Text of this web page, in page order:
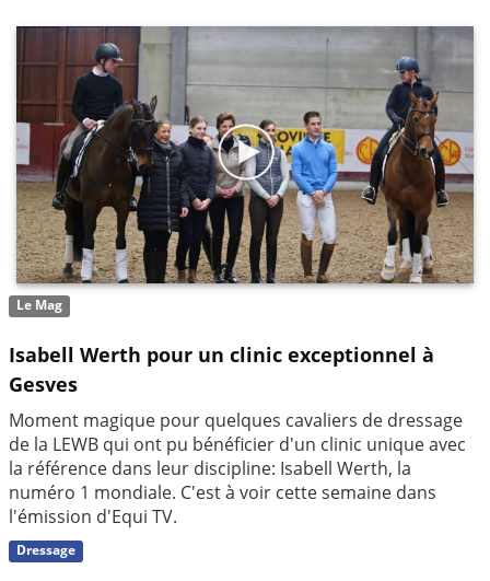
Le Mag
Isabell Werth pour un clinic exceptionnel à
Gesves
Moment magique pour quelques cavaliers de dressage
de la LEWB qui ont pu bénéficier d'un clinic unique avec
la référence dans leur discipline: Isabell Werth, la
numéro 1 mondiale. C'est à voir cette semaine dans
l'émission d'Equi TV.
Dressage